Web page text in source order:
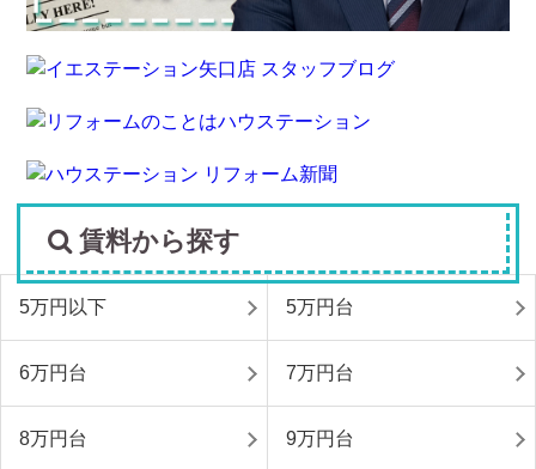
賃料から探す
5万円以下 5万円台
6万円台 7万円台
8万円台 9万円台